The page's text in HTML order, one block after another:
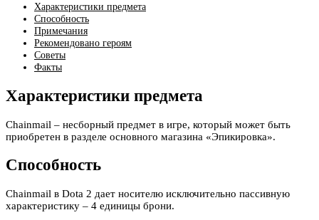
Характеристики предмета
Способность
Примечания
Рекомендовано героям
Советы
Факты
Характеристики предмета
Chainmail – несборный предмет в игре, который может быть
приобретен в разделе основного магазина «Эпикировка».
Способность
Chainmail в Dota 2 дает носителю исключительно пассивную
характеристику – 4 единицы брони.